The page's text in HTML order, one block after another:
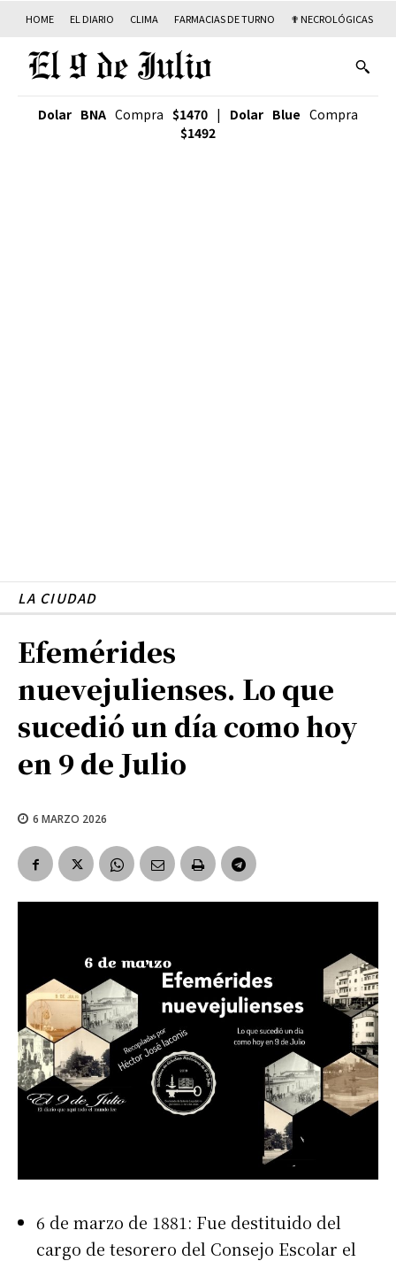
HOME EL DIARIO CLIMA FARMACIAS DE TURNO ✟ NECROLÓGICAS
Dolar BNA Compra $1470 | Dolar Blue Compra
$1492
LA CIUDAD
Efemérides
nuevejulienses. Lo que
sucedió un día como hoy
en 9 de Julio
6 MARZO 2026
6 de marzo de 1881: Fue destituido del
cargo de tesorero del Consejo Escolar el